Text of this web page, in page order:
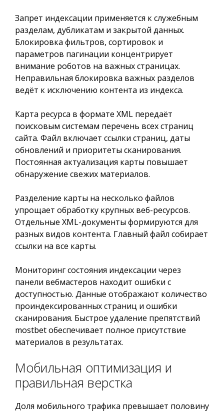
Запрет индексации применяется к служебным
разделам, дубликатам и закрытой данных.
Блокировка фильтров, сортировок и
параметров пагинации концентрирует
внимание роботов на важных страницах.
Неправильная блокировка важных разделов
ведёт к исключению контента из индекса.
Карта ресурса в формате XML передаёт
поисковым системам перечень всех страниц
сайта. Файл включает ссылки страниц, даты
обновлений и приоритеты сканирования.
Постоянная актуализация карты повышает
обнаружение свежих материалов.
Разделение карты на несколько файлов
упрощает обработку крупных веб-ресурсов.
Отдельные XML-документы формируются для
разных видов контента. Главный файл собирает
ссылки на все карты.
Мониторинг состояния индексации через
панели вебмастеров находит ошибки с
доступностью. Данные отображают количество
проиндексированных страниц и ошибки
сканирования. Быстрое удаление препятствий
mostbet обеспечивает полное присутствие
материалов в результатах.
Мобильная оптимизация и
правильная верстка
Доля мобильного трафика превышает половину